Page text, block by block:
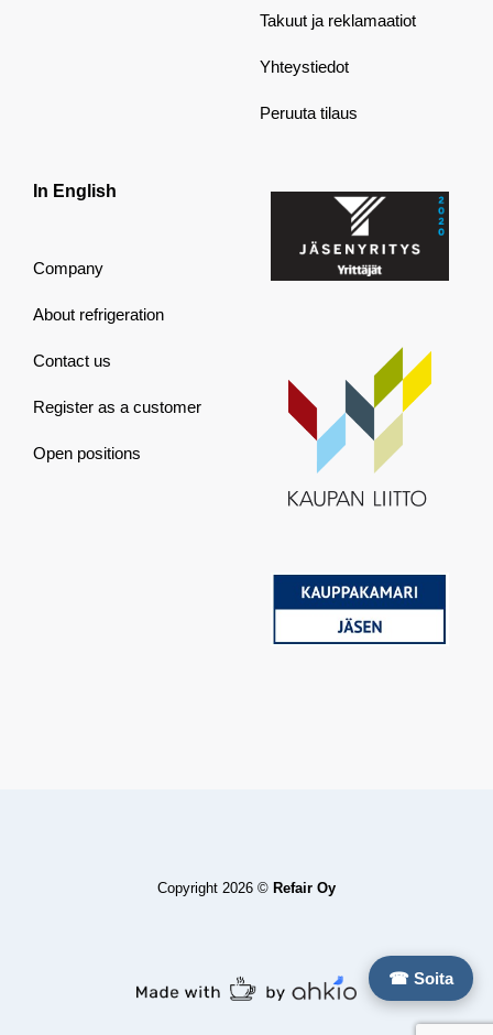
Takuut ja reklamaatiot
Yhteystiedot
Peruuta tilaus
In English
Company
About refrigeration
Contact us
Register as a customer
Open positions
☎ Soita
Copyright 2026 © Refair Oy